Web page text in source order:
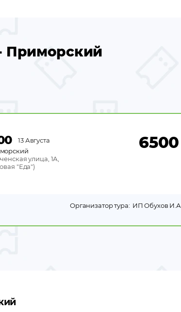
Приморский
13 Августа
улица, 1А,
"Еда")
6500
Организатор тура: ИП Обухов И.А.